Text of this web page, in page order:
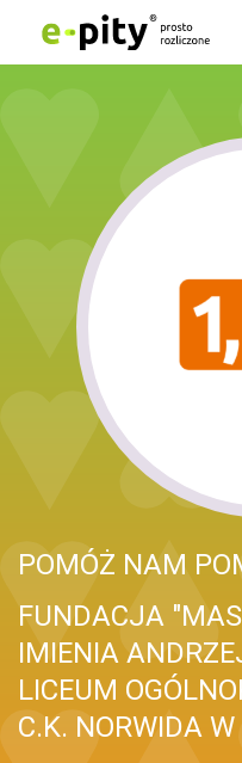
POMÓŻ NAM
FUNDACJA
IMIENIA
LICEUM
C.K. NORWIDA